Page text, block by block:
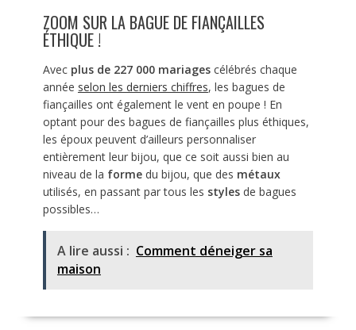
ZOOM SUR LA BAGUE DE FIANÇAILLES
ÉTHIQUE !
Avec plus de 227 000 mariagescélébrés chaque
année selon les derniers chiffres, les bagues de
fiançailles ont également le vent en poupe ! En
optant pour des bagues de fiançailles plus éthiques,
les époux peuvent d’ailleurs personnaliser
entièrement leur bijou, que ce soit aussi bien au
niveau de la formedu bijou, que des métaux
utilisés, en passant par tous les stylesde bagues
possibles…
A lire aussi : Comment déneiger sa
maison